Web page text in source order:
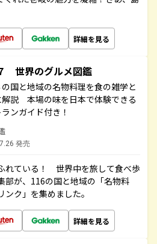
詳細を見る
世界のグルメ図鑑
の国と地域の名物料理を食の雑学と
解説 本場の味を日本で体験できる
ンガイド付き！
発売
れている！ 世界中を旅して食べ歩
部が、116の国と地域の「名物料
ク」を集めました。
詳細を見る